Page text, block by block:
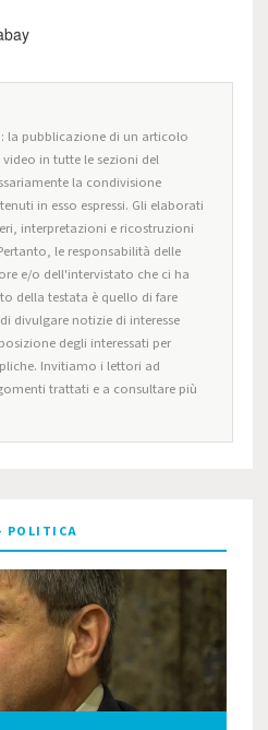
la pubblicazione di un articolo
in tutte le sezioni del
la condivisione
in esso espressi. Gli elaborati
interpretazioni e ricostruzioni
le responsabilità delle
e/o dell'intervistato che ci ha
della testata è quello di fare
divulgare notizie di interesse
degli interessati per
Invitiamo i lettori ad
trattati e a consultare più
POLITICA